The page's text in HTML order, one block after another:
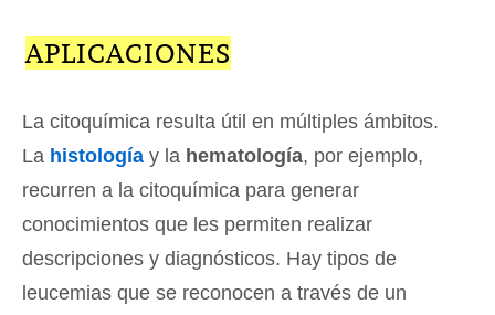
APLICACIONES
La citoquímica resulta útil en múltiples ámbitos.
La histología y la hematología, por ejemplo,
recurren a la citoquímica para generar
conocimientos que les permiten realizar
descripciones y diagnósticos. Hay tipos de
leucemias que se reconocen a través de un